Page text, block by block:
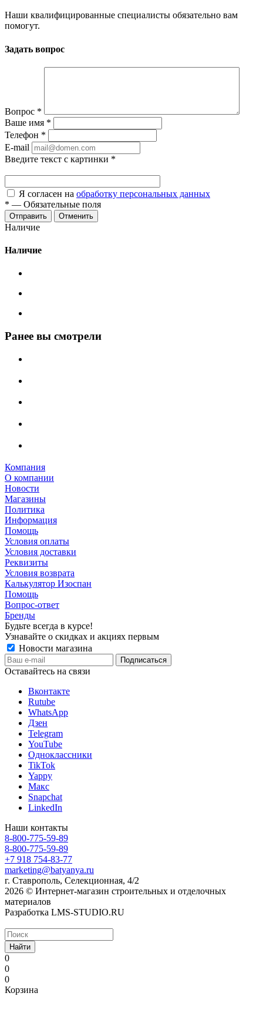
Наши квалифицированные специалисты обязательно вам
помогут.
Задать вопрос
Вопрос *
Ваше имя *
Телефон *
E-mail
Введите текст с картинки *
Я согласен на обработку персональных данных
* — Обязательные поля
Отменить
Наличие
Наличие
Ранее вы смотрели
Компания
О компании
Новости
Магазины
Политика
Информация
Помощь
Условия оплаты
Условия доставки
Реквизиты
Условия возврата
Калькулятор Изоспан
Помощь
Вопрос-ответ
Бренды
Будьте всегда в курсе!
Узнавайте о скидках и акциях первым
Новости магазина
Оставайтесь на связи
Вконтакте
Rutube
WhatsApp
Дзен
Telegram
YouTube
Одноклассники
TikTok
Yappy
Макс
Snapchat
LinkedIn
Наши контакты
8-800-775-59-89
8-800-775-59-89
+7 918 754-83-77
marketing@batyanya.ru
г. Ставрополь, Селекционная, 4/2
2026 © Интернет-магазин строительных и отделочных
материалов
Разработка LMS-STUDIO.RU
Найти
0
0
0
Корзина